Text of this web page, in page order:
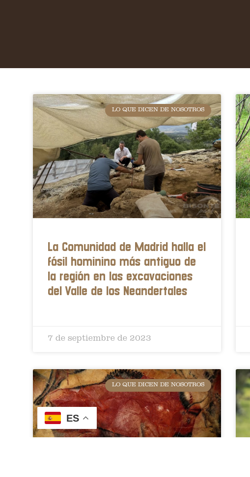
LO QUE DICEN DE NOSOTROS
La Comunidad de Madrid halla el
fósil hominino más antiguo de
la región en las excavaciones
del Valle de los Neandertales
7 de septiembre de 2023
LO QUE DICEN DE NOSOTROS
ES